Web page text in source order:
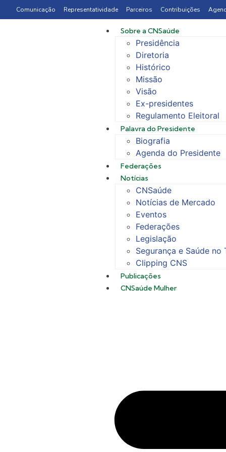
Comunicação Representatividade Parceiros Contribuições
Sobre a CNSaúde
Presidência
Diretoria
Histórico
Missão
Visão
Ex-presidentes
Regulamento Eleitoral
Palavra do Presidente
Biografia
Agenda do Presidente
Federações
Notícias
CNSaúde
Notícias de Mercado
Eventos
Federações
Legislação
Segurança e Saúde no
Clipping CNS
Publicações
CNSaúde Mulher